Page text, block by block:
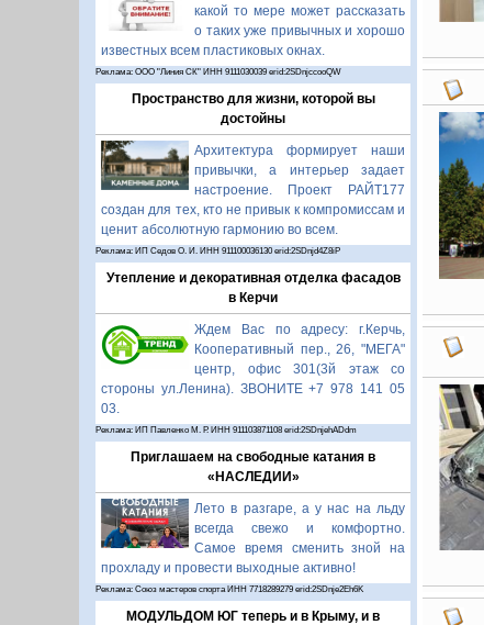
какой то мере может рассказать
о таких уже привычных и хорошо
известных всем пластиковых окнах.
Реклама: ООО "Линия СК" ИНН 9111030039 erid:2SDnjccooQW
Пространство для жизни, которой вы
достойны
Архитектура формирует наши
привычки, а интерьер задает
настроение. Проект РАЙТ177
создан для тех, кто не привык к компромиссам и
ценит абсолютную гармонию во всем.
Реклама: ИП Седов О. И. ИНН 911100036130 erid:2SDnjd4Z8iP
Утепление и декоративная отделка фасадов
в Керчи
Ждем Вас по адресу: г.Керчь,
Кооперативный пер., 26, "МЕГА"
центр, офис 301(3й этаж со
стороны ул.Ленина). ЗВОНИТЕ +7 978 141 05
03.
Реклама: ИП Павленко М. Р. ИНН 911103871108 erid:2SDnjehADdm
Приглашаем на свободные катания в
«НАСЛЕДИИ»
Лето в разгаре, а у нас на льду
всегда свежо и комфортно.
Самое время сменить зной на
прохладу и провести выходные активно!
Реклама: Союз мастеров спорта ИНН 7718289279 erid:2SDnje2Eh6K
МОДУЛЬДОМ ЮГ теперь и в Крыму, и в